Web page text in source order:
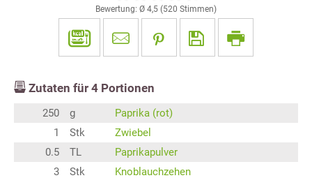
Bewertung: Ø 4,5 (520 Stimmen)
Zutaten für 4 Portionen
250 g
Paprika (rot)
1
Stk
Zwiebel
0.5
TL
Paprikapulver
3
Stk
Knoblauchzehen